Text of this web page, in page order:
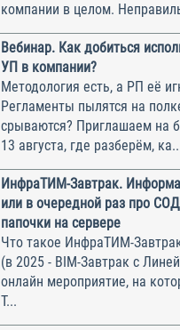
компании в целом.
Вебинар. Как добиться
УП в компании?
Методология есть, а РП её
Регламенты пылятся на
срываются? Приглашаем на
13 августа, где разберём,
ИнфраТИМ-Завтрак.
или в очередной раз про
папочки на сервере
Что такое ИнфраТИМ-
(в 2025 - BIM-Завтрак с
онлайн мероприятие, на
Т...